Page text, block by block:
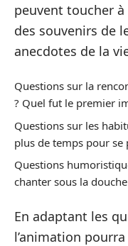
peuvent toucher
des souvenirs de
anecdotes de la
Questions sur la
? Quel fut le premier
Questions sur les
plus de temps pour se
Questions
chanter sous la
En adaptant les
l’animation